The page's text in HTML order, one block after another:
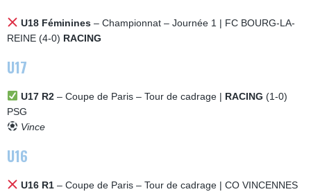
U18 Féminines– Championnat – Journée 1 | FC BOURG-LA-
REINE (4-0) RACING
U17
U17 R2 – Coupe de Paris – Tour de cadrage | RACING (1-0)
PSG
Vince
U16
U16 R1– Coupe de Paris – Tour de cadrage | CO VINCENNES